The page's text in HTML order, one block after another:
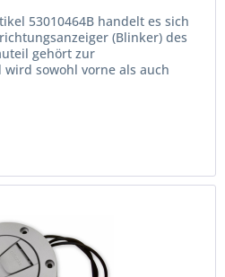
53010464B handelt es sich
(Blinker) des
gehört zur
sowohl vorne als auch